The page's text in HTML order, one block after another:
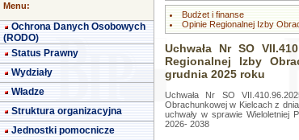
Menu:
Ochrona Danych Osobowych
(RODO)
Status Prawny
Wydziały
Władze
Struktura organizacyjna
Jednostki pomocnicze
Budżet i finanse
Opinie Regionalnej Izby
Uchwała Nr SO
Regionalnej Izby
grudnia 2025 roku
Uchwała Nr SO
Obrachunkowej w Kielcach z
uchwały w sprawie Wieloletniej
2026- 2038